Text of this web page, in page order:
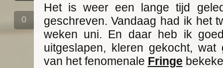
0
Het is weer een lange tijd
geschreven. Vandaag had ik het
weken uni. En daar heb ik
uitgeslapen, kleren gekocht,
van het fenomenale Fringe